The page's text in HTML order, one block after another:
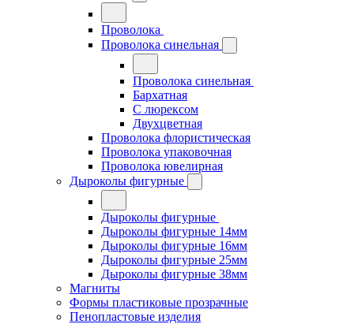
Проволока
Проволока синельная
Проволока синельная
Бархатная
С люрексом
Двухцветная
Проволока флористическая
Проволока упаковочная
Проволока ювелирная
Дыроколы фигурные
Дыроколы фигурные
Дыроколы фигурные 14мм
Дыроколы фигурные 16мм
Дыроколы фигурные 25мм
Дыроколы фигурные 38мм
Магниты
Формы пластиковые прозрачные
Пенопластовые изделия